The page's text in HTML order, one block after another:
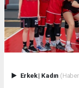
Erkek| Kadın